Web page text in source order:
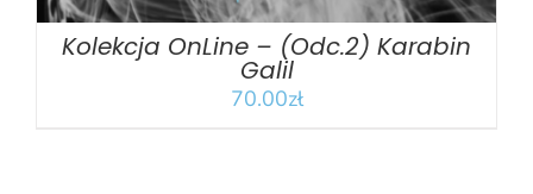
Kolekcja OnLine – (Odc.2) Karabin
Galil
70.00zł